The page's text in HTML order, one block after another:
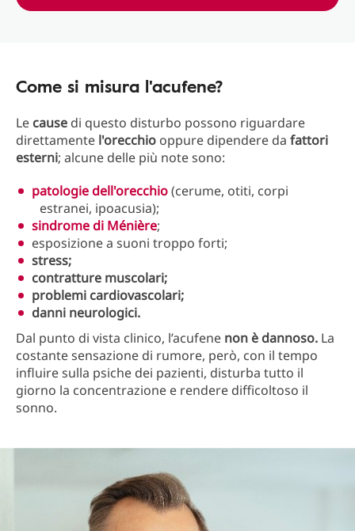
Come si misura l'acufene?
Le cause di questo disturbo possono riguardare
direttamente l'orecchio oppure dipendere da fattori
esterni; alcune delle più note sono:
patologie dell'orecchio(cerume, otiti, corpi
estranei, ipoacusia);
sindrome di Ménière;
esposizione a suoni troppo forti;
stress;
contratture muscolari;
problemi cardiovascolari;
danni neurologici.
Dal punto di vista clinico, l’acufene non è dannoso. La
costante sensazione di rumore, però, con il tempo
influire sulla psiche dei pazienti, disturba tutto il
giorno la concentrazione e rendere difficoltoso il
sonno.